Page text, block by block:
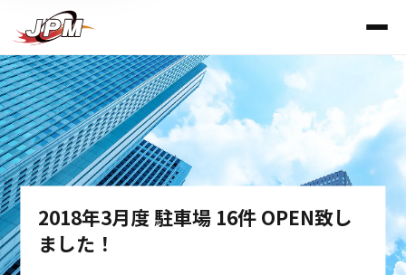
2018年3月度 駐車場 16件 OPEN致し
ました！